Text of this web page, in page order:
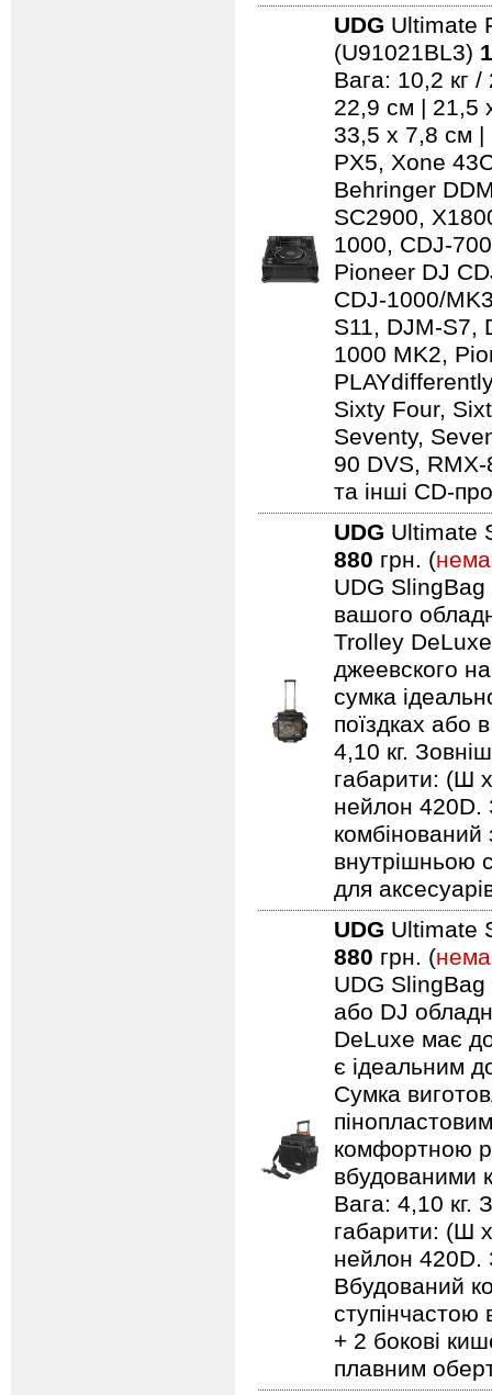
UDG Ultimate
(U91021BL3)
Вага: 10,2 кг
22,9 см | 21,5
33,5 x 7,8 см |
PX5, Xone
Behringer
SC2900,
1000, CDJ-
Pioneer DJ
CDJ-1000/
S11, DJM-S7,
1000 MK2,
Sixty Four,
Seventy,
90 DVS,
та інші CD-
UDG Ultimate
880 грн. (
UDG SlingBag
вашого
Trolley DeLuxe
джеевского
сумка
поїздках або
4,10 кг.
габарити: (Ш
нейлон 420D.
внутрішньою
для
UDG Ultimate
880 грн. (
UDG
або DJ
DeLuxe має
є ідеальним
Сумка
комфортною
вбудованими
Вага: 4,10 кг.
габарити: (Ш
нейлон 420D.
Вбудований
+ 2 бокові
плавним